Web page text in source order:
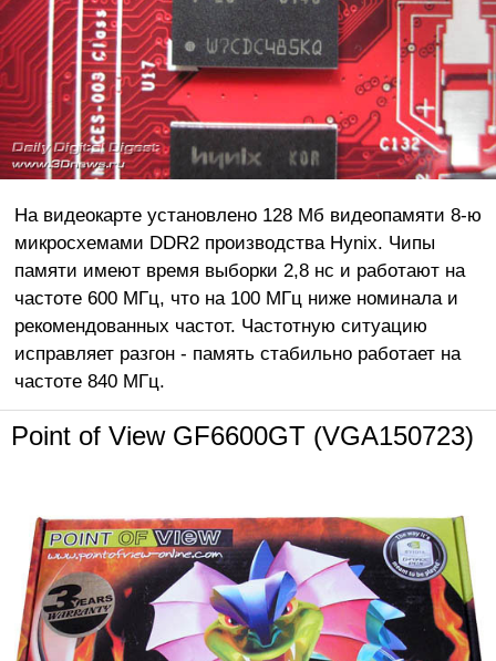
На видеокарте установлено 128 Мб видеопамяти 8-ю
микросхемами DDR2 производства Hynix. Чипы
памяти имеют время выборки 2,8 нс и работают на
частоте 600 МГц, что на 100 МГц ниже номинала и
рекомендованных частот. Частотную ситуацию
исправляет разгон - память стабильно работает на
частоте 840 МГц.
Point of View GF6600GT (VGA150723)